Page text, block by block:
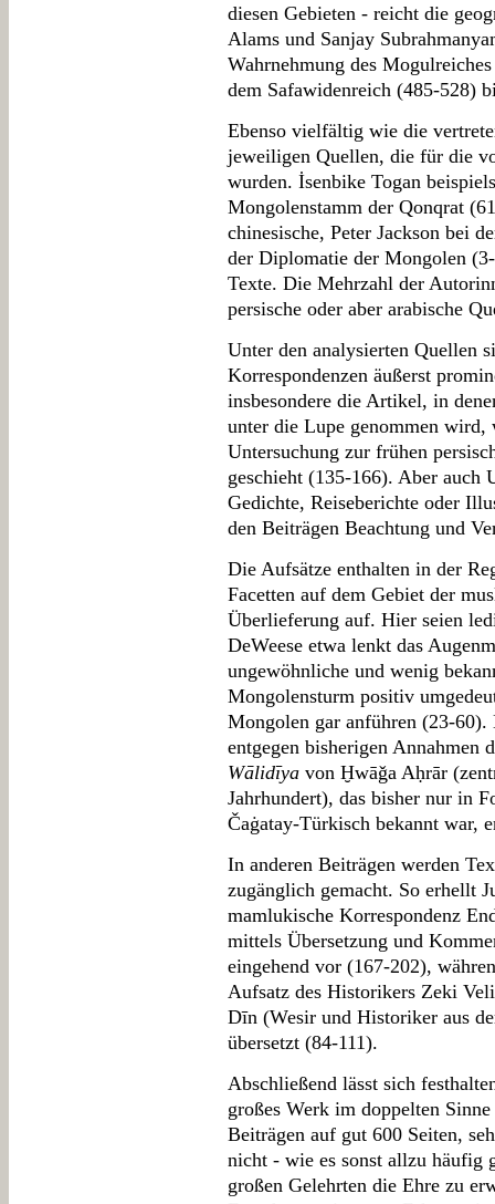
diesen Gebieten - reicht die
Alams und Sanjay
Wahrnehmung des
dem Safawidenreich (485-528)
Ebenso vielfältig wie die
jeweiligen Quellen, die für die
wurden. İsenbike Togan
Mongolenstamm der Qonqrat
chinesische, Peter Jackson bei
der Diplomatie der Mongolen
Texte. Die Mehrzahl der
persische oder aber arabische
Unter den analysierten Quellen
Korrespondenzen äußerst
insbesondere die Artikel, in
unter die Lupe genommen
Untersuchung zur frühen
geschieht (135-166). Aber auch
Gedichte, Reiseberichte oder
den Beiträgen Beachtung und
Die Aufsätze enthalten in der
Facetten auf dem Gebiet der
Überlieferung auf. Hier seien
DeWeese etwa lenkt das
ungewöhnliche und wenig
Mongolensturm positiv
Mongolen gar anführen (23-
entgegen bisherigen Annahmen
Wālidīya von Ḫwāǧa Aḥrār
Jahrhundert), das bisher nur in
Čaġatay-Türkisch bekannt war,
In anderen Beiträgen werden
zugänglich gemacht. So erhellt
mamlukische Korrespondenz
mittels Übersetzung und
eingehend vor (167-202),
Aufsatz des Historikers Zeki
Dīn (Wesir und Historiker aus
übersetzt (84-111).
Abschließend lässt sich
großes Werk im doppelten
Beiträgen auf gut 600 Seiten,
nicht - wie es sonst allzu häufig
großen Gelehrten die Ehre zu